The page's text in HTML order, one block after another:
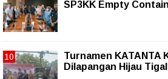
SP3KK Empty
Turnamen KATANTA
Dilapangan Hijau